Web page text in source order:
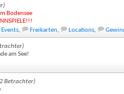
Bodensee
Events, Freikarten, Locations,
am See!
Betrachter)